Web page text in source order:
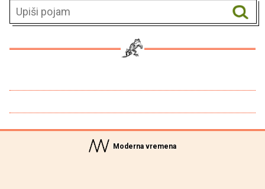
Moderna vremena